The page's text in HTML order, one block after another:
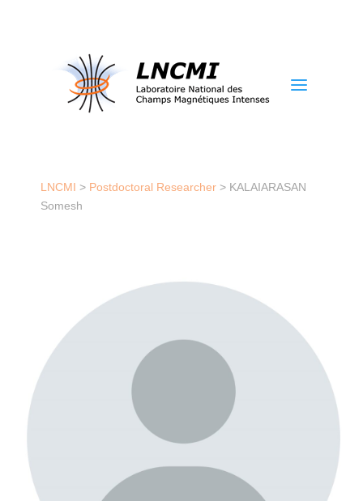
a
LNCMI > Postdoctoral Researcher> KALAIARASAN
Somesh